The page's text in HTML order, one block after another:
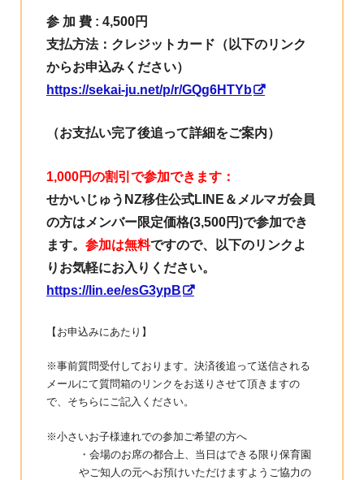
参 加 費 : 4,500円
支払方法：クレジットカード（以下のリンク
からお申込みください）
https://sekai-ju.net/p/r/GQg6HTYb
（お支払い完了後追って詳細をご案内）
1,000円の割引で参加できます：
せかいじゅうNZ移住公式LINE＆メルマガ会員
の方はメンバー限定価格(3,500円)で参加でき
ます。 参加は無料ですので、以下のリンクよ
りお気軽にお入りください。
https://lin.ee/esG3ypB
【お申込みにあたり】
※事前質問受付しております。決済後追って送信される
メールにて質問箱のリンクをお送りさせて頂きますの
で、そちらにご記入ください。
※小さいお子様連れでの参加ご希望の方へ
・会場のお席の都合上、当日はできる限り保育園
やご知人の元へお預けいただけますようご協力の